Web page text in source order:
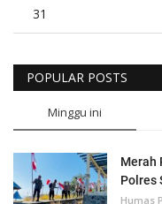
31
POPULAR POSTS
Minggu ini
Merah
Polres
Humas